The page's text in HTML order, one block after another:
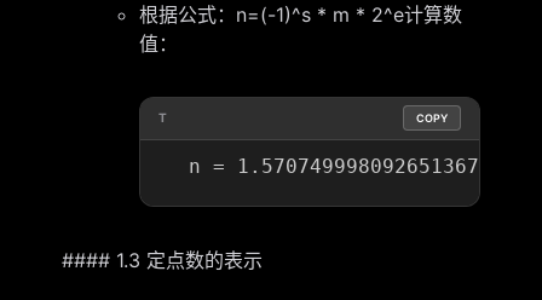
根据公式：n=(-1)^s * m * 2^e计算数
值：
T COPY
#### 1.3 定点数的表示